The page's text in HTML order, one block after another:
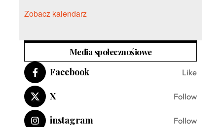
Zobacz kalendarz
Media społecznośiowe
Facebook Like
X Follow
instagram Follow